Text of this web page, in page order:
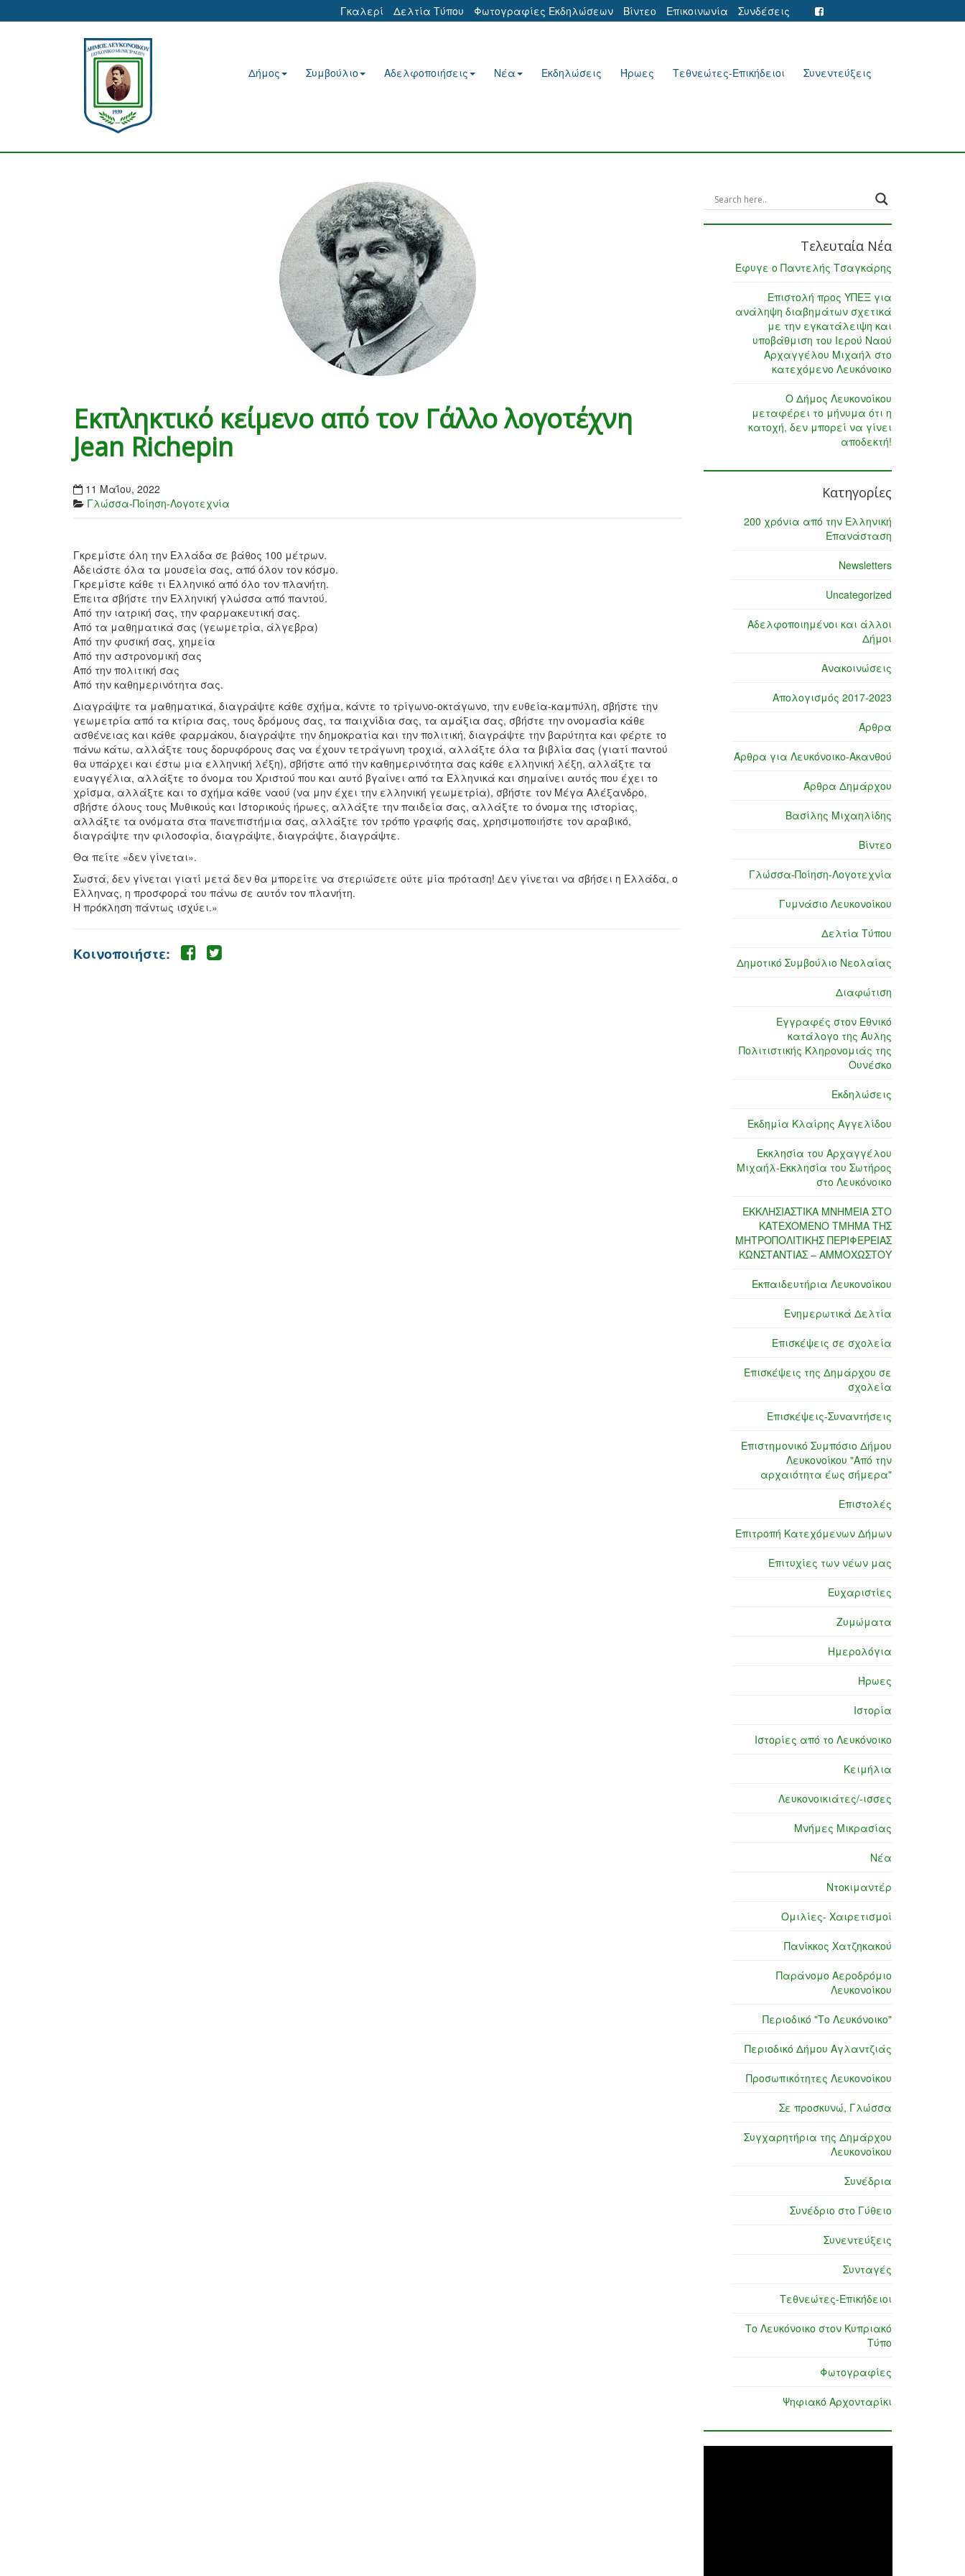
Γκαλερί Δελτία Τύπου Φωτογραφίες Εκδηλώσεων Βίντεο Επικοινωνία Συνδέσεις
Δήμος Συμβούλιο Αδελφοποιήσεις Νέα Εκδηλώσεις Ήρωες Τεθνεώτες-Επικήδειοι Συνεντεύξεις
Εκπληκτικό κείμενο από τον Γάλλο λογοτέχνη
Jean Richepin
11 Μαΐου, 2022
Γλώσσα-Ποίηση-Λογοτεχνία
Γκρεμίστε όλη την Ελλάδα σε βάθος 100 μέτρων.
Αδειάστε όλα τα μουσεία σας, από όλον τον κόσμο.
Γκρεμίστε κάθε τι Ελληνικό από όλο τον πλανήτη.
Έπειτα σβήστε την Ελληνική γλώσσα από παντού.
Από την ιατρική σας, την φαρμακευτική σας.
Από τα μαθηματικά σας (γεωμετρία, άλγεβρα)
Από την φυσική σας, χημεία
Από την αστρονομική σας
Από την πολιτική σας
Από την καθημερινότητα σας.
Διαγράψτε τα μαθηματικά, διαγράψτε κάθε σχήμα, κάντε το τρίγωνο-οκτάγωνο, την ευθεία-καμπύλη, σβήστε την
γεωμετρία από τα κτίρια σας, τους δρόμους σας, τα παιχνίδια σας, τα αμάξια σας, σβήστε την ονομασία κάθε
ασθένειας και κάθε φαρμάκου, διαγράψτε την δημοκρατία και την πολιτική, διαγράψτε την βαρύτητα και φέρτε το
πάνω κάτω, αλλάξτε τους δορυφόρους σας να έχουν τετράγωνη τροχιά, αλλάξτε όλα τα βιβλία σας (γιατί παντού
θα υπάρχει και έστω μια ελληνική λέξη), σβήστε από την καθημερινότητα σας κάθε ελληνική λέξη, αλλάξτε τα
ευαγγέλια, αλλάξτε το όνομα του Χριστού που και αυτό βγαίνει από τα Ελληνικά και σημαίνει αυτός που έχει το
χρίσμα, αλλάξτε και το σχήμα κάθε ναού (να μην έχει την ελληνική γεωμετρία), σβήστε τον Μέγα Αλέξανδρο,
σβήστε όλους τους Μυθικούς και Ιστορικούς ήρωες, αλλάξτε την παιδεία σας, αλλάξτε το όνομα της ιστορίας,
αλλάξτε τα ονόματα στα πανεπιστήμια σας, αλλάξτε τον τρόπο γραφής σας, χρησιμοποιήστε τον αραβικό,
διαγράψτε την φιλοσοφία, διαγράψτε, διαγράψτε, διαγράψτε.
Θα πείτε «δεν γίνεται».
Σωστά, δεν γίνεται γιατί μετά δεν θα μπορείτε να στεριώσετε ούτε μία πρόταση! Δεν γίνεται να σβήσει η Ελλάδα, ο
Έλληνας, η προσφορά του πάνω σε αυτόν τον πλανήτη.
Η πρόκληση πάντως ισχύει.»
Κοινοποιήστε:
Τελευταία Νέα
Έφυγε ο Παντελής Τσαγκάρης
Επιστολή προς ΥΠΕΞ για
ανάληψη διαβημάτων σχετικά
με την εγκατάλειψη και
υποβάθμιση του Ιερού Ναού
Αρχαγγέλου Μιχαήλ στο
κατεχόμενο Λευκόνοικο
Ο Δήμος Λευκονοίκου
μεταφέρει το μήνυμα ότι η
κατοχή, δεν μπορεί να γίνει
αποδεκτή!
Κατηγορίες
200 χρόνια από την Ελληνική
Επανάσταση
Newsletters
Uncategorized
Αδελφοποιημένοι και άλλοι
Δήμοι
Ανακοινώσεις
Απολογισμός 2017-2023
Άρθρα
Άρθρα για Λευκόνοικο-Ακανθού
Άρθρα Δημάρχου
Βασίλης Μιχαηλίδης
Βίντεο
Γλώσσα-Ποίηση-Λογοτεχνία
Γυμνάσιο Λευκονοίκου
Δελτία Τύπου
Δημοτικό Συμβούλιο Νεολαίας
Διαφώτιση
Εγγραφές στον Εθνικό
κατάλογο της Άυλης
Πολιτιστικής Κληρονομιάς της
Ουνέσκο
Εκδηλώσεις
Εκδημία Κλαίρης Αγγελίδου
Εκκλησία του Αρχαγγέλου
Μιχαήλ-Εκκλησία του Σωτήρος
στο Λευκόνοικο
ΕΚΚΛΗΣΙΑΣΤΙΚΑ ΜΝΗΜΕΙΑ ΣΤΟ
ΚΑΤΕΧΟΜΕΝΟ ΤΜΗΜΑ ΤΗΣ
ΜΗΤΡΟΠΟΛΙΤΙΚΗΣ ΠΕΡΙΦΕΡΕΙΑΣ
ΚΩΝΣΤΑΝΤΙΑΣ – ΑΜΜΟΧΩΣΤΟΥ
Εκπαιδευτήρια Λευκονοίκου
Ενημερωτικά Δελτία
Επισκέψεις σε σχολεία
Επισκέψεις της Δημάρχου σε
σχολεία
Επισκέψεις-Συναντήσεις
Επιστημονικό Συμπόσιο Δήμου
Λευκονοίκου "Από την
αρχαιότητα έως σήμερα"
Επιστολές
Επιτροπή Κατεχόμενων Δήμων
Επιτυχίες των νέων μας
Ευχαριστίες
Ζυμώματα
Ημερολόγια
Ήρωες
Ιστορία
Ιστορίες από το Λευκόνοικο
Κειμήλια
Λευκονοικιάτες/-ισσες
Μνήμες Μικρασίας
Νέα
Ντοκιμαντέρ
Ομιλίες- Χαιρετισμοί
Πανίκκος Χατζηκακού
Παράνομο Αεροδρόμιο
Λευκονοίκου
Περιοδικό "Το Λευκόνοικο"
Περιοδικό Δήμου Αγλαντζιάς
Προσωπικότητες Λευκονοίκου
Σε προσκυνώ, Γλώσσα
Συγχαρητήρια της Δημάρχου
Λευκονοίκου
Συνέδρια
Συνέδριο στο Γύθειο
Συνεντεύξεις
Συνταγές
Τεθνεώτες-Επικήδειοι
Το Λευκόνοικο στον Κυπριακό
Τύπο
Φωτογραφίες
Ψηφιακό Αρχονταρίκι